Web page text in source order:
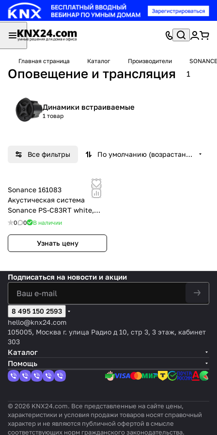
Главная страница Каталог Производители SONANCE
Оповещение и трансляция 1
Динамики встраиваемые
1 товар
Все фильтры По умолчанию (возрастание)
Sonance 161083
Акустическая система
Sonance PS-C83RT white,
цвет: Чёрный
0 0 В наличии
Узнать цену
Подписаться на новости и акции
8 495 150 2593
hello@knx24.com
105005, Москва г. улица Радио д 10, стр 3, 3 этаж, кабинет
303
Каталог
Помощь
© 2026 KNX24.com. Все представленные на сайте цены,
характеристики и условия продажи товаров носят справочный
характер и не являются публичной офертой в смысле
соответствующих норм гражданского законодательства.